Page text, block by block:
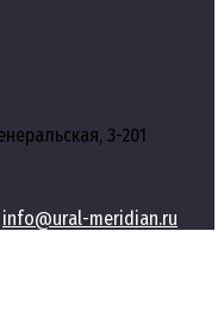
3-201
info@ural-meridian.ru